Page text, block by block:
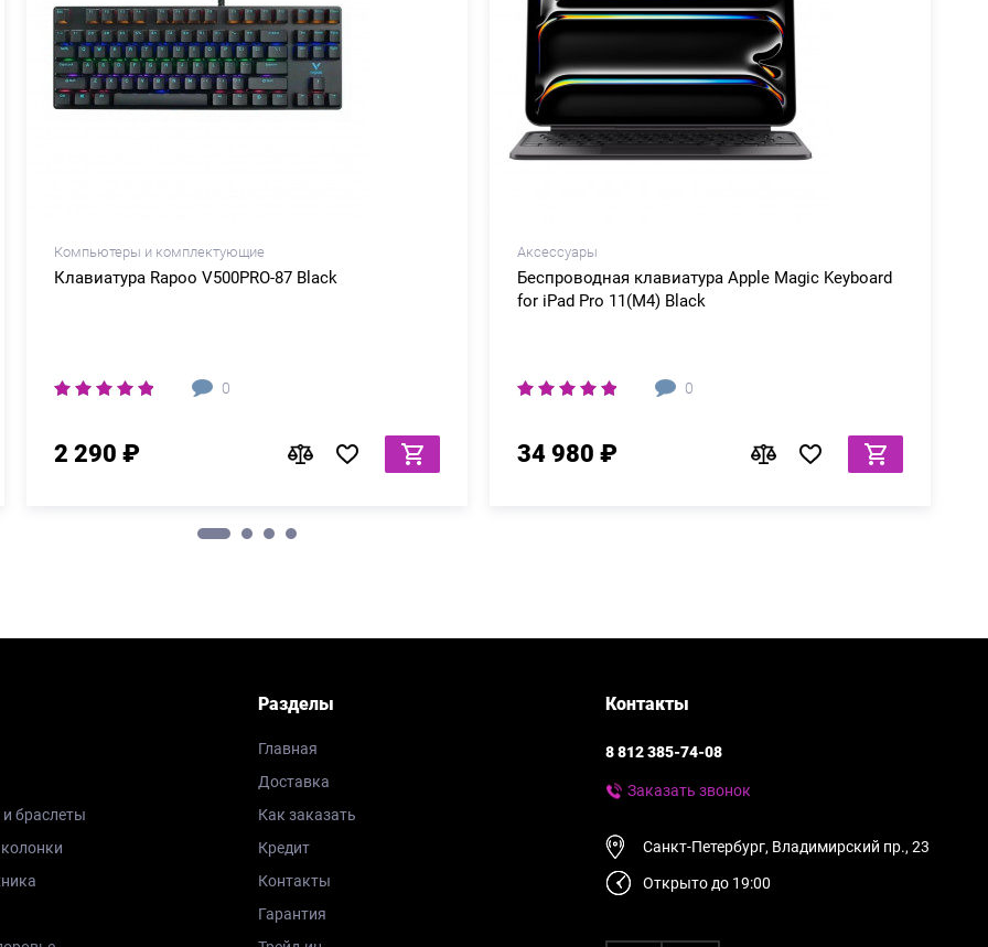
Компьютеры и комплектующие
Клавиатура Rapoo V500PRO-87 Black
0
2 290 ₽
Аксессуары
Беспроводная клавиатура Apple Magic Keyboard
for iPad Pro 11(M4) Black
0
34 980 ₽
браслеты
Разделы
Главная
Доставка
Как заказать
Кредит
Контакты
Гарантия
Контакты
8 812 385-74-08
Заказать звонок
Санкт-Петербург, Владимирский пр., 23
Открыто до 19:00